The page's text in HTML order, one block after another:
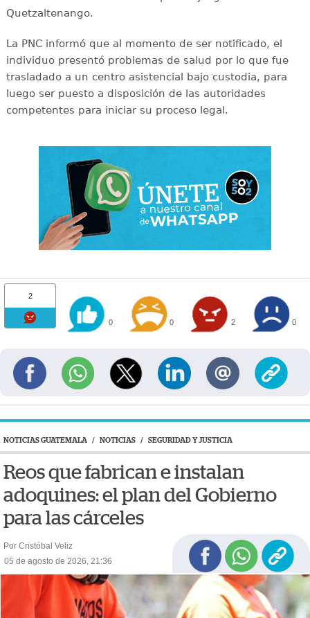
Quetzaltenango.
La PNC informó que al momento de ser notificado, el
individuo presentó problemas de salud por lo que fue
trasladado a un centro asistencial bajo custodia, para
luego ser puesto a disposición de las autoridades
competentes para iniciar su proceso legal.
2
0 0 2 0
NOTICIAS GUATEMALA / NOTICIAS / SEGURIDAD Y JUSTICIA
Reos que fabrican e instalan
adoquines: el plan del Gobierno
para las cárceles
Por Cristóbal Veliz
05 de agosto de 2026, 21:36